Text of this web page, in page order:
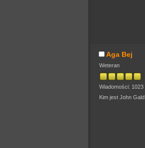
Aga Bej
Weteran
Wiadomości: 1023
Kim jest John